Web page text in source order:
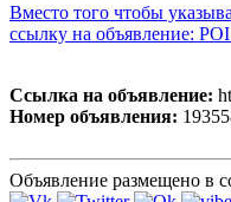
Вместо того чтобы
ссылку на объявление:
Ссылка на объявление:
Номер объявления:
Объявление размещено в